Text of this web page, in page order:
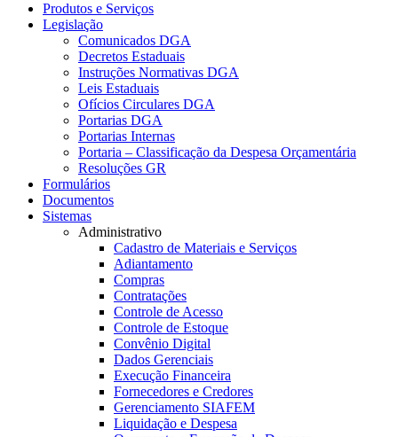
Produtos e Serviços
Legislação
Comunicados DGA
Decretos Estaduais
Instruções Normativas DGA
Leis Estaduais
Ofícios Circulares DGA
Portarias DGA
Portarias Internas
Portaria – Classificação da Despesa Orçamentária
Resoluções GR
Formulários
Documentos
Sistemas
Administrativo
Cadastro de Materiais e Serviços
Adiantamento
Compras
Contratações
Controle de Acesso
Controle de Estoque
Convênio Digital
Dados Gerenciais
Execução Financeira
Fornecedores e Credores
Gerenciamento SIAFEM
Liquidação e Despesa